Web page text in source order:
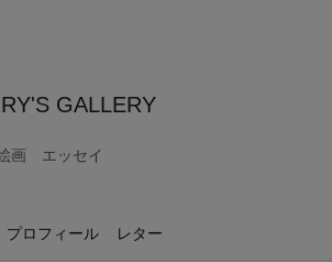
GALLERY
画 エッセイ
プロフィール レター